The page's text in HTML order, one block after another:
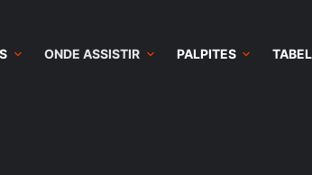
ONDE ASSISTIR PALPITES